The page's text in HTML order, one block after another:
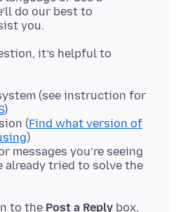
do our best to
it’s helpful to
(see instruction for
)
(Find what version of
)
messages you’re seeing
already tried to solve the
to the Post a Reply box,